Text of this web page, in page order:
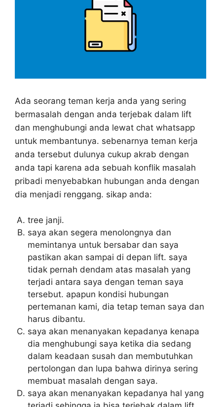
Ada seorang teman kerja anda yang sering
bermasalah dengan anda terjebak dalam lift
dan menghubungi anda lewat chat whatsapp
untuk membantunya. sebenarnya teman kerja
anda tersebut dulunya cukup akrab dengan
anda tapi karena ada sebuah konflik masalah
pribadi menyebabkan hubungan anda dengan
dia menjadi renggang. sikap anda:
tree janji.
saya akan segera menolongnya dan
memintanya untuk bersabar dan saya
pastikan akan sampai di depan lift. saya
tidak pernah dendam atas masalah yang
terjadi antara saya dengan teman saya
tersebut. apapun kondisi hubungan
pertemanan kami, dia tetap teman saya dan
harus dibantu.
saya akan menanyakan kepadanya kenapa
dia menghubungi saya ketika dia sedang
dalam keadaan susah dan membutuhkan
pertolongan dan lupa bahwa dirinya sering
membuat masalah dengan saya.
saya akan menanyakan kepadanya hal yang